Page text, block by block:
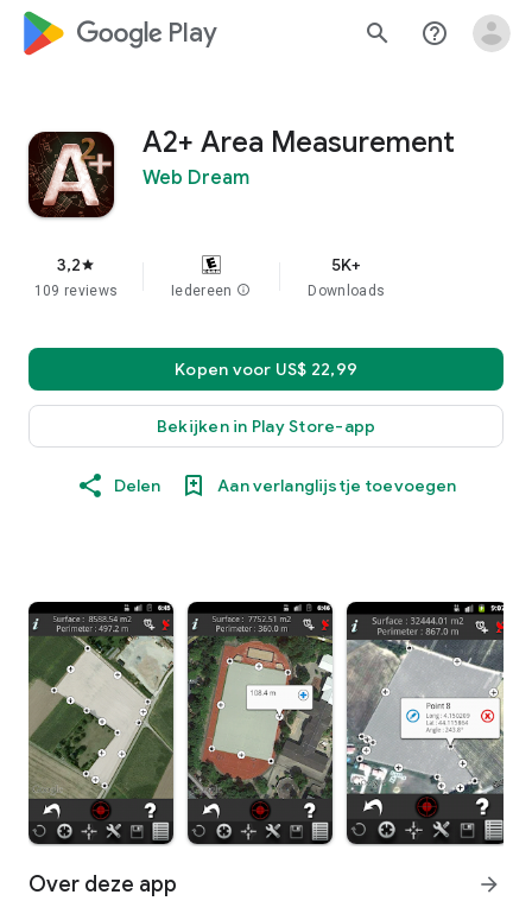
google_logo Play search help_outline
A2+ Area Measurement
Web Dream
3,2star
109 reviews Iedereen info
5K+
Downloads
Kopen voor US$ 22,99
Bekijken in Play Store-app
Delen Aan verlanglijstje toevoegen
Over deze app arrow_forward